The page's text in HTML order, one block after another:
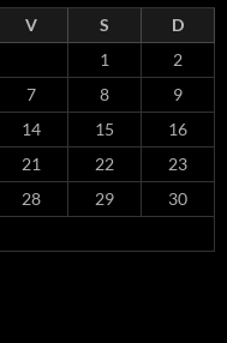
V S
D
1
2
7 8
9
14 15
16
21 22
23
28 29
30